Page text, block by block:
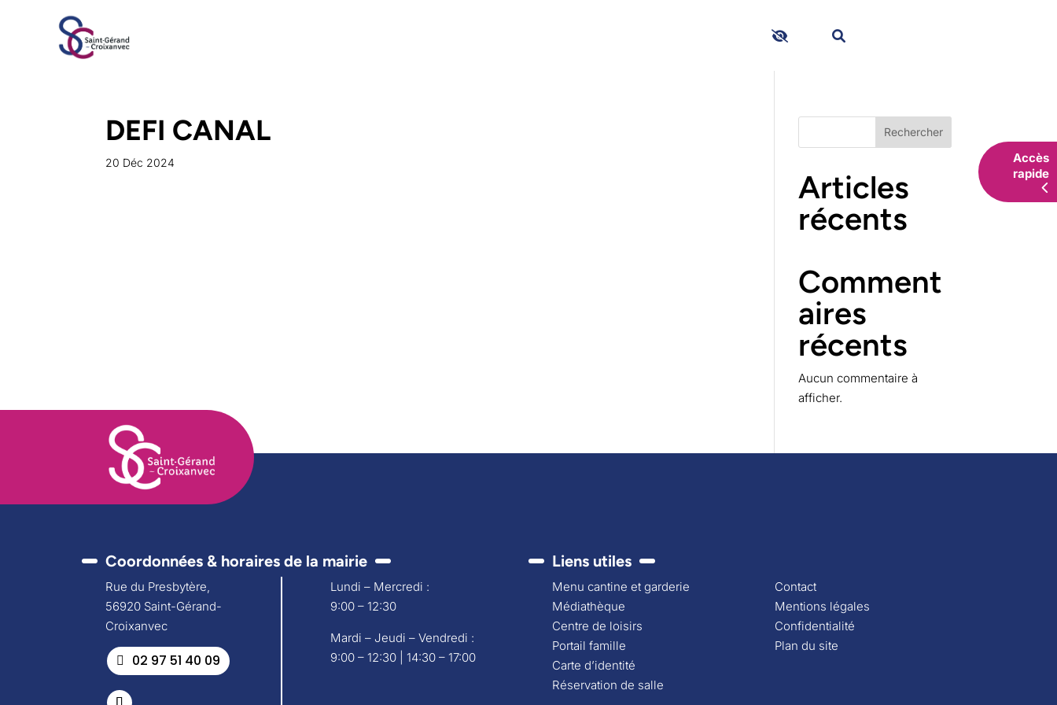
DEFI CANAL
20 Déc 2024
Rechercher
Articles
récents
Comment
aires
récents
Aucun commentaire à
afficher.
Coordonnées & horaires de la mairie Liens utiles
Rue du Presbytère,
56920 Saint-Gérand-
Croixanvec
02 97 51 40 09
Lundi – Mercredi :
9:00 – 12:30
Mardi – Jeudi – Vendredi :
9:00 – 12:30 | 14:30 – 17:00
Menu cantine et garderie
Médiathèque
Centre de loisirs
Portail famille
Carte d’identité
Réservation de salle
Contact
Mentions légales
Confidentialité
Plan du site
Accès
rapide